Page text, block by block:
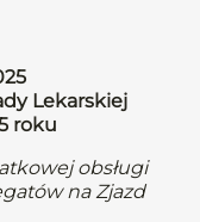
Lekarskiej
roku
obsługi
na Zjazd